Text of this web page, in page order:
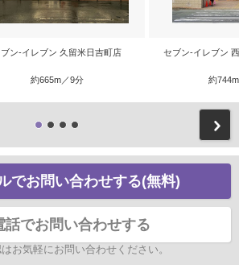
ン-イレブン 久留米日吉町店
約665m／9分
セブン-イレブン
約
でお問い合わせする(無料)
話でお問い合わせする
お気軽にお問い合わせください。